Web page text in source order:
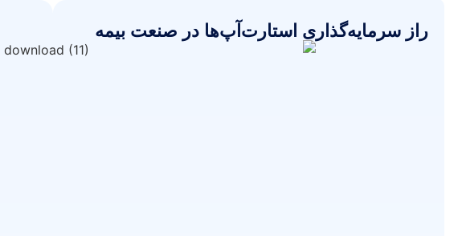
راز سرمایه‌گذاری استارت‌آپ‌ها در صنعت بیمه